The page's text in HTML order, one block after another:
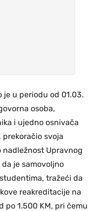
je u periodu od 01.03.
osoba,
i ujedno osnivača
svoja
Upravnog
je samovoljno
tražeći da
reakreditacije na
po 1.500 KM, pri čemu